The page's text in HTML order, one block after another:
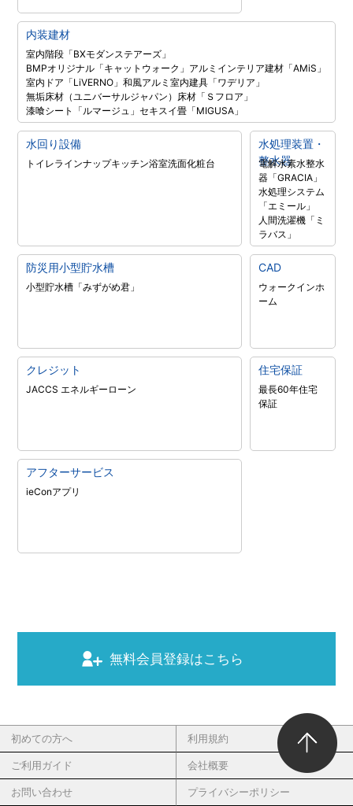
内装建材
室内階段「BXモダンステアーズ」
BMPオリジナル「キャットウォーク」 アルミインテリア建材「AMiS」
室内ドア「LiVERNO」和風アルミ室内建具「ワデリア」
無垢床材（ユニバーサルジャパン） 床材「Ｓフロア」
漆喰シート「ルマージュ」セキスイ畳「MIGUSA」
水回り設備
トイレラインナップキッチン浴室洗面化粧台
水処理装置・
整水器
電解水素水整水
器「GRACIA」
水処理システム
「エミール」
人間洗濯機「ミ
ラバス」
防災用小型貯水槽
小型貯水槽「みずがめ君」
CAD
ウォークインホ
ーム
クレジット
JACCS エネルギーローン
住宅保証
最長60年住宅
保証
アフターサービス
ieConアプリ
無料会員登録はこちら
初めての方へ 利用規約
ご利用ガイド 会社概要
お問い合わせ プライバシーポリシー